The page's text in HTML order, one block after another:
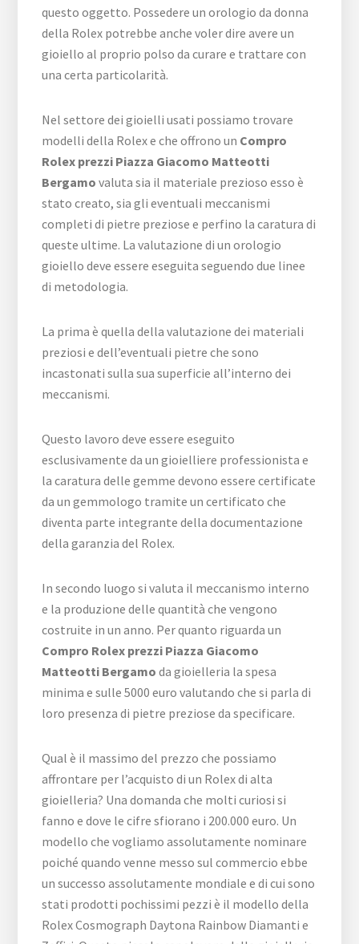
questo oggetto. Possedere un orologio da donna
della Rolex potrebbe anche voler dire avere un
gioiello al proprio polso da curare e trattare con
una certa particolarità.
Nel settore dei gioielli usati possiamo trovare
modelli della Rolex e che offrono un Compro
Rolex prezzi Piazza Giacomo Matteotti
Bergamo valuta sia il materiale prezioso esso è
stato creato, sia gli eventuali meccanismi
completi di pietre preziose e perfino la caratura di
queste ultime. La valutazione di un orologio
gioiello deve essere eseguita seguendo due linee
di metodologia.
La prima è quella della valutazione dei materiali
preziosi e dell’eventuali pietre che sono
incastonati sulla sua superficie all’interno dei
meccanismi.
Questo lavoro deve essere eseguito
esclusivamente da un gioielliere professionista e
la caratura delle gemme devono essere certificate
da un gemmologo tramite un certificato che
diventa parte integrante della documentazione
della garanzia del Rolex.
In secondo luogo si valuta il meccanismo interno
e la produzione delle quantità che vengono
costruite in un anno. Per quanto riguarda un
Compro Rolex prezzi Piazza Giacomo
Matteotti Bergamo da gioielleria la spesa
minima e sulle 5000 euro valutando che si parla di
loro presenza di pietre preziose da specificare.
Qual è il massimo del prezzo che possiamo
affrontare per l’acquisto di un Rolex di alta
gioielleria? Una domanda che molti curiosi si
fanno e dove le cifre sfiorano i 200.000 euro. Un
modello che vogliamo assolutamente nominare
poiché quando venne messo sul commercio ebbe
un successo assolutamente mondiale e di cui sono
stati prodotti pochissimi pezzi è il modello della
Rolex Cosmograph Daytona Rainbow Diamanti e